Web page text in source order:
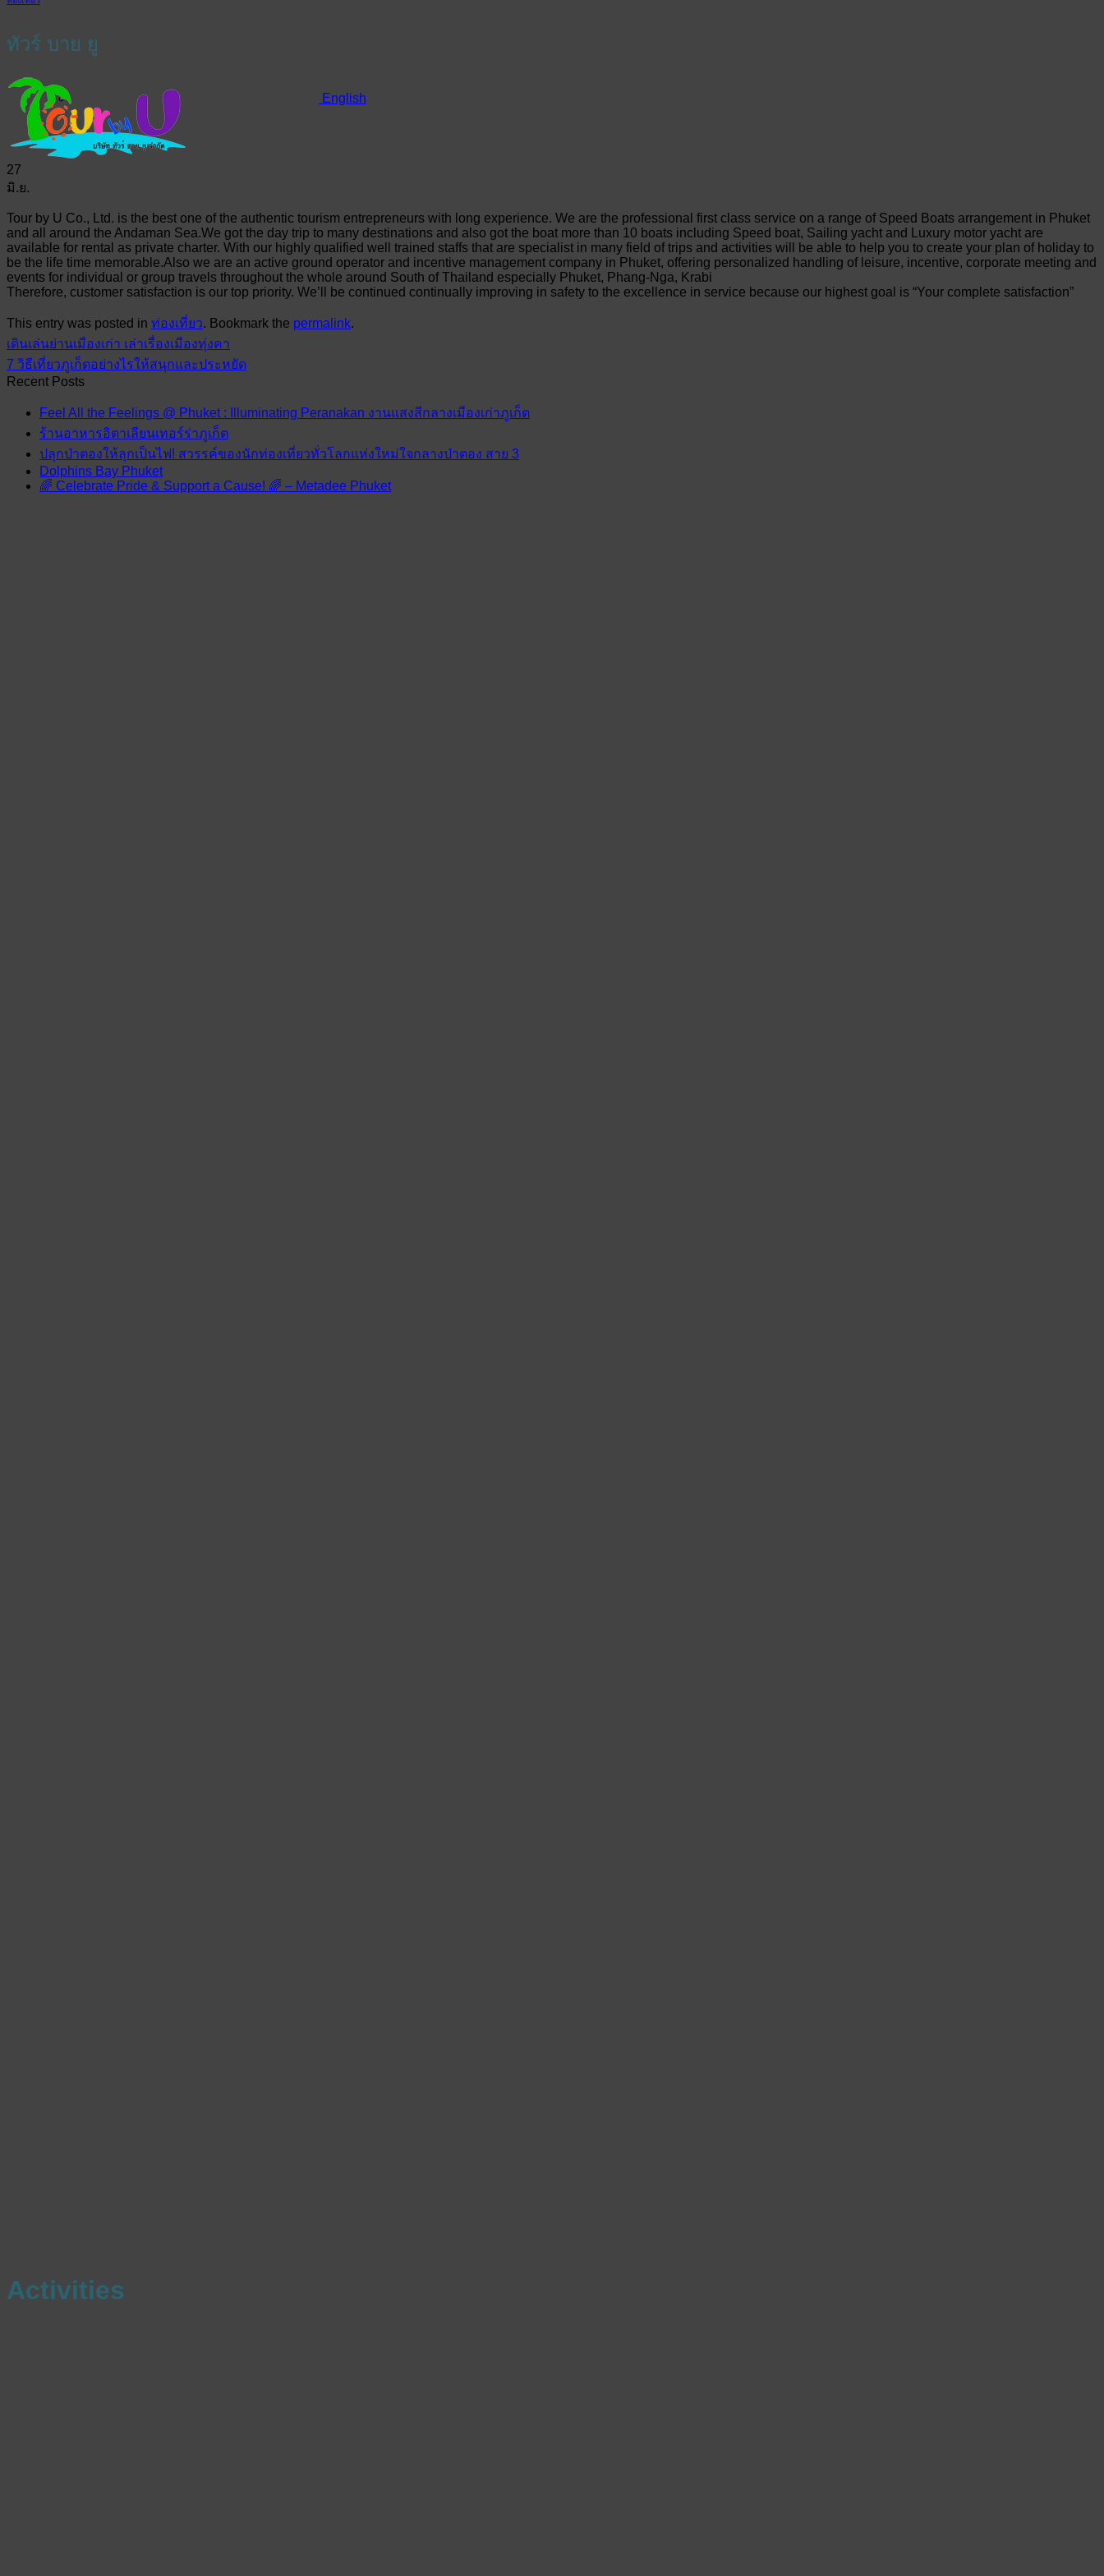
English
ทัวร์ บาย ยู
27
มิ.ย.
Tour by U Co., Ltd. is the best one of the authentic tourism entrepreneurs with long experience. We are the professional first class service on a range of Speed Boats arrangement in Phuket
and all around the Andaman Sea.We got the day trip to many destinations and also got the boat more than 10 boats including Speed boat, Sailing yacht and Luxury motor yacht are
available for rental as private charter. With our highly qualified well trained staffs that are specialist in many field of trips and activities will be able to help you to create your plan of holiday to
be the life time memorable.Also we are an active ground operator and incentive management company in Phuket, offering personalized handling of leisure, incentive, corporate meeting and
events for individual or group travels throughout the whole around South of Thailand especially Phuket, Phang-Nga, Krabi
Therefore, customer satisfaction is our top priority. We’ll be continued continually improving in safety to the excellence in service because our highest goal is “Your complete satisfaction”
This entry was posted in ท่องเที่ยว. Bookmark the permalink.
เดินเล่นย่านเมืองเก่า เล่าเรื่องเมืองทุ่งคา
7 วิธีเที่ยวภูเก็ตอย่างไรให้สนุกและประหยัด
Recent Posts
Feel All the Feelings @ Phuket : Illuminating Peranakan งานแสงสีกลางเมืองเก่าภูเก็ต
ร้านอาหารอิตาเลียนเทอร์ร่าภูเก็ต
ปลุกป่าตองให้ลุกเป็นไฟ! สวรรค์ของนักท่องเที่ยวทั่วโลกแห่งใหม่ใจกลางป่าตอง สาย 3
Dolphins Bay Phuket
🌈 Celebrate Pride & Support a Cause! 🌈 – Metadee Phuket
Activities